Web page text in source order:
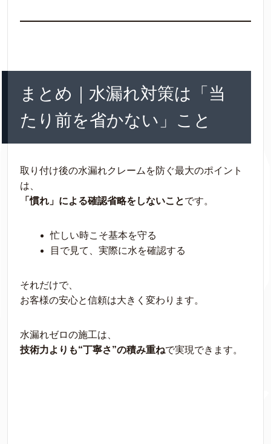
まとめ｜水漏れ対策は「当
たり前を省かない」こと
取り付け後の水漏れクレームを防ぐ最大のポイント
は、
「慣れ」による確認省略をしないことです。
忙しい時こそ基本を守る
目で見て、実際に水を確認する
それだけで、
お客様の安心と信頼は大きく変わります。
水漏れゼロの施工は、
技術力よりも“丁寧さ”の積み重ねで実現できます。